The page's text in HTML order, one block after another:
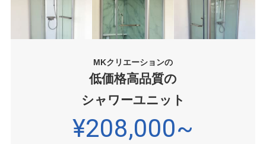
MKクリエーションの
低価格高品質の
シャワーユニット
¥208,000~